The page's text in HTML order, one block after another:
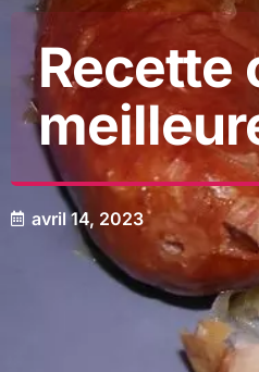
Recette
avril 14, 2023